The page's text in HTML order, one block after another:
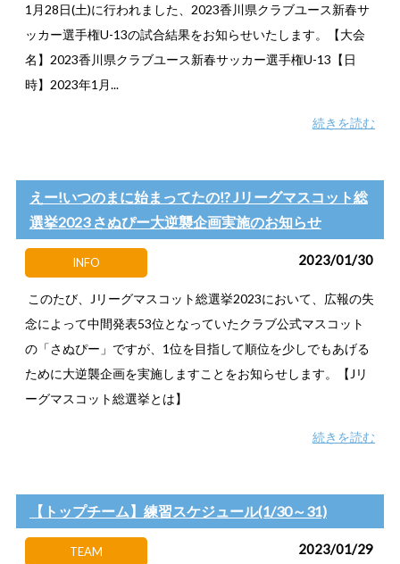
1月28日(土)に行われました、2023香川県クラブユース新春サ
ッカー選手権U-13の試合結果をお知らせいたします。【大会
名】2023香川県クラブユース新春サッカー選手権U-13【日
時】2023年1月...
続きを読む
えー!いつのまに始まってたの!? Jリーグマスコット総
選挙2023 さぬぴー大逆襲企画実施のお知らせ
INFO 2023/01/30
このたび、Jリーグマスコット総選挙2023において、広報の失
念によって中間発表53位となっていたクラブ公式マスコット
の「さぬぴー」ですが、1位を目指して順位を少しでもあげる
ために大逆襲企画を実施しますことをお知らせします。【Jリ
ーグマスコット総選挙とは】
続きを読む
【トップチーム】練習スケジュール(1/30～31)
TEAM 2023/01/29